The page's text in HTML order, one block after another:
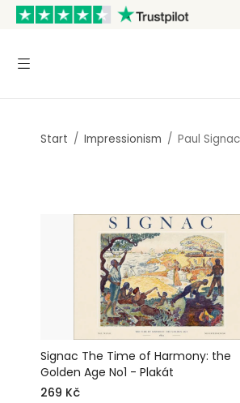
Start / Impressionism / Paul Signac
Signac The Time of Harmony: the
Golden Age No1 - Plakát
269 Kč